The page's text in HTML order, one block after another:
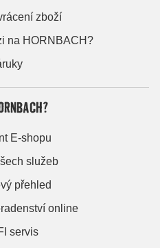
zboží
na HORNBACH?
E-shopu
služeb
přehled
online
servis